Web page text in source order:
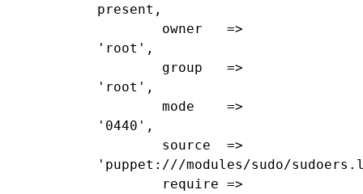
present,
'root',
'root',
'0440',
'puppet:///modules/sudo/